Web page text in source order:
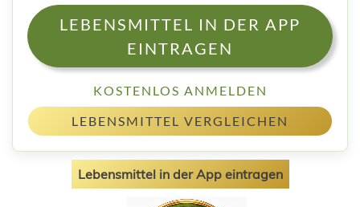
LEBENSMITTEL IN DER APP
EINTRAGEN
KOSTENLOS ANMELDEN
LEBENSMITTEL VERGLEICHEN
Lebensmittel in der App eintragen